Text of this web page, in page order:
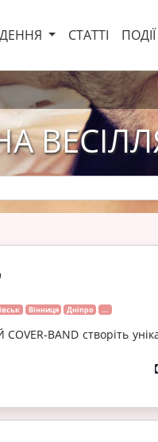
СТАТТІ ПОДІЇ
Вінниця Дніпро ...
BAND створіть